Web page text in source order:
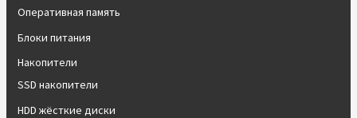
Оперативная память
Блоки питания
Накопители
SSD накопители
HDD жёсткие диски